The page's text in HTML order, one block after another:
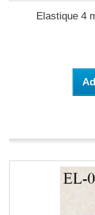
Elastique 4